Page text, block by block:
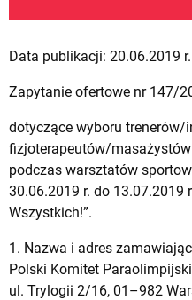
Data publikacji: 20.06.2019 r.
Zapytanie ofertowe nr 147/
dotyczące wyboru trenerów/
fizjoterapeutów/
podczas warsztatów
30.06.2019 r. do 13.07.2019
Wszystkich!”.
1. Nazwa i adres
Polski Komitet Paraolimpijski
ul. Trylogii 2/16, 01–982